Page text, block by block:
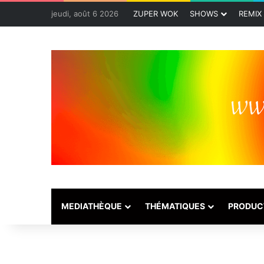
jeudi, août 6 2026 ZUPER WOK SHOWS REMIX
MEDIATHÈQUE THÉMATIQUES